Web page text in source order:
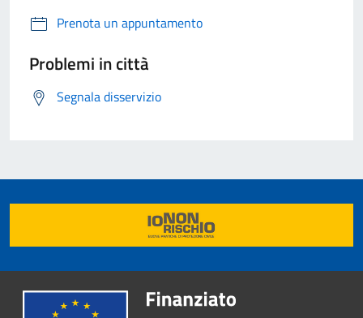
Prenota un appuntamento
Problemi in città
Segnala disservizio